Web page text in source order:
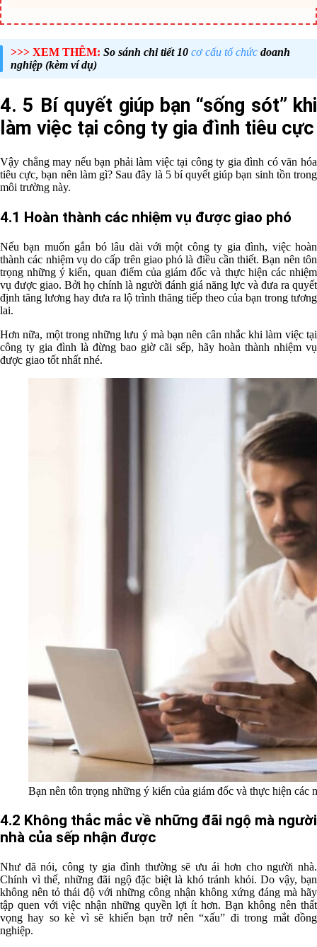
>>> XEM THÊM: So sánh chi tiết 10 cơ cấu tổ chức doanh
nghiệp (kèm ví dụ)
4. 5 Bí quyết giúp bạn “sống sót” khi
làm việc tại công ty gia đình tiêu cực
Vậy chẳng may nếu bạn phải làm việc tại công ty gia đình có văn hóa
tiêu cực, bạn nên làm gì? Sau đây là 5 bí quyết giúp bạn sinh tồn trong
môi trường này.
4.1 Hoàn thành các nhiệm vụ được giao phó
Nếu bạn muốn gắn bó lâu dài với một công ty gia đình, việc hoàn
thành các nhiệm vụ do cấp trên giao phó là điều cần thiết. Bạn nên tôn
trọng những ý kiến, quan điểm của giám đốc và thực hiện các nhiệm
vụ được giao. Bởi họ chính là người đánh giá năng lực và đưa ra quyết
định tăng lương hay đưa ra lộ trình thăng tiếp theo của bạn trong tương
lai.
Hơn nữa, một trong những lưu ý mà bạn nên cân nhắc khi làm việc tại
công ty gia đình là đừng bao giờ cãi sếp, hãy hoàn thành nhiệm vụ
được giao tốt nhất nhé.
Bạn nên tôn trọng những ý kiến của giám đốc và thực hiện các
4.2 Không thắc mắc về những đãi ngộ mà người
nhà của sếp nhận được
Như đã nói, công ty gia đình thường sẽ ưu ái hơn cho người nhà.
Chính vì thế, những đãi ngộ đặc biệt là khó tránh khỏi. Do vậy, bạn
không nên tỏ thái độ với những công nhận không xứng đáng mà hãy
tập quen với việc nhận những quyền lợi ít hơn. Bạn không nên thất
vọng hay so kè vì sẽ khiến bạn trở nên “xấu” đi trong mắt đồng
nghiệp.